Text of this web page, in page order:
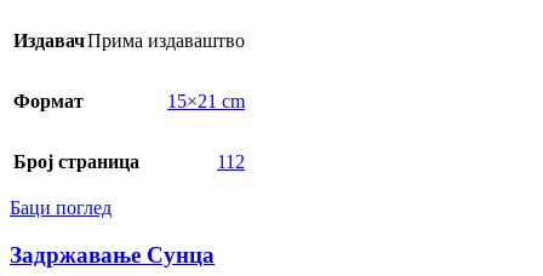
ИздавачПрима издаваштво
Формат 15×21 cm
Број страница 112
Баци поглед
Задржавање Сунца